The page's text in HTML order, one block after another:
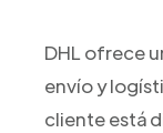
DHL ofrece
envío y
cliente está